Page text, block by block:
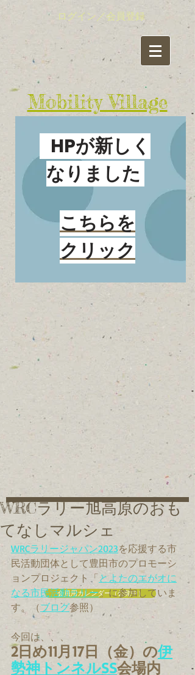
ログイン／会員登録
​Mobility Village
​モビリティ・ビレッジ
活動情報（ブログ）
新着情報はここをクリック
HPが新しく
なりました
こちらを
クリック
会員用カレンダー（公開中）
WRCラリー旭高原のおも
てなしマルシェ
WRCラリージャパン2023を応援する市
民活動団体として豊田市のプロモーシ
ョンプロジェクト「とよたのエがオに
なる市民活動ラリー」に参加していま
す。（ブログ参照）
今回は、、、
2日め11月17日（金）の伊
勢神トンネルSS会場内